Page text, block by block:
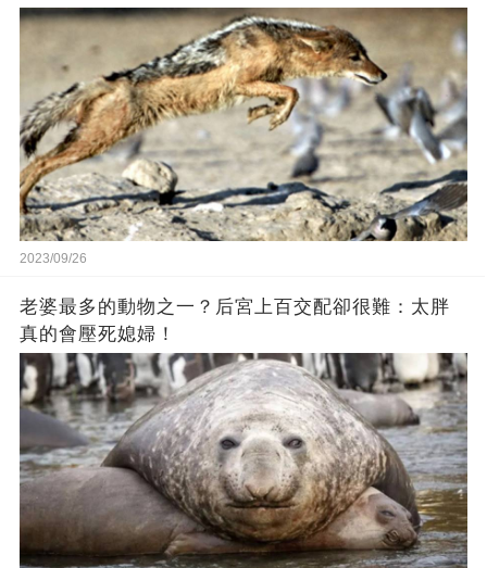
2023/09/26
老婆最多的動物之一？后宮上百交配卻很難：太胖
真的會壓死媳婦！